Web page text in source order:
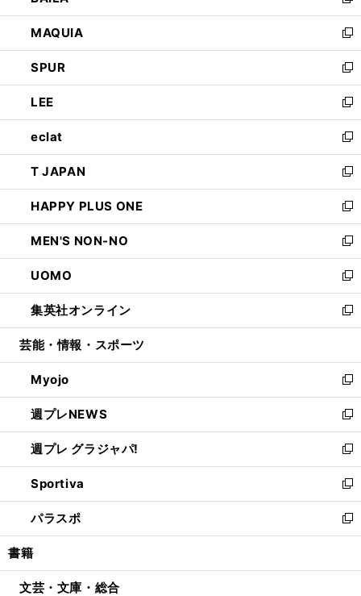
ン
ド
ウ
で
開
く
ウ
ィ
ン
ド
ウ
で
開
く
し
い
ウ
ィ
ン
ド
ウ
で
開
く
MAQUIA
新
し
い
ウ
ィ
ン
ド
ウ
で
開
く
SPUR
新
し
い
ウ
ィ
ン
ド
ウ
で
開
く
LEE
新
し
い
ウ
ィ
ン
ド
ウ
で
開
く
eclat
新
し
い
ウ
ィ
ン
ド
ウ
で
開
く
T JAPAN
新
し
い
ウ
ィ
ン
ド
ウ
で
開
HAPPY PLUS ONE
新
し
い
ウ
ィ
ン
ド
ウ
開
く
MEN'S NON-NO
新
し
い
ウ
ィ
ン
ウ
で
開
く
UOMO
新
し
い
ウ
ン
ド
ウ
で
開
く
集英社オンライン
新
し
ウ
ィ
ン
ド
ウ
で
開
く
芸能・情報・スポーツ
Myojo
新
し
い
ウ
ィ
ン
ド
ウ
で
開
週プレNEWS
新
し
い
ウ
ィ
ン
ド
ウ
開
週プレ グラジャパ!
新
し
い
ウ
ィ
ン
ウ
Sportiva
新
し
い
ウ
ン
パラスポ
新
し
ウ
書籍
文芸・文庫・総合